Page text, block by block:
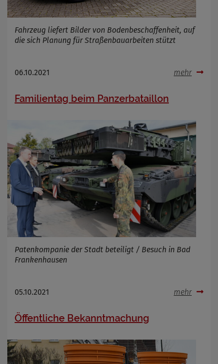
Fahrzeug liefert Bilder von Bodenbeschaffenheit, auf
die sich Planung für Straßenbauarbeiten stützt
06.10.2021 mehr
Familientag beim Panzerbataillon
Patenkompanie der Stadt beteiligt / Besuch in Bad
Frankenhausen
05.10.2021 mehr
Öffentliche Bekanntmachung